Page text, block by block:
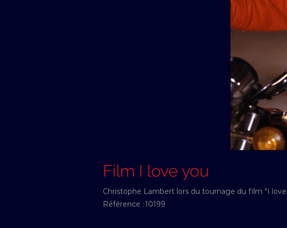
Film I love you
Christophe Lambert lors du tournage du film "I
Référence :10199